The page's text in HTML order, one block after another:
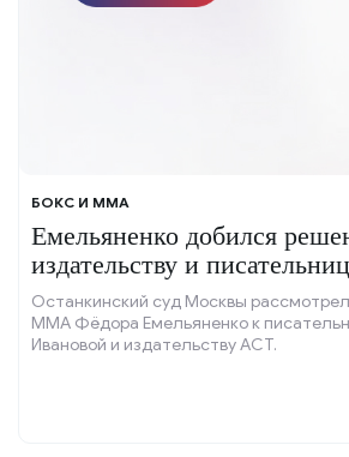
БОКС И ММА
Емельяненко добился
издательству и
Останкинский суд Москвы
ММА Фёдора Емельяненко к
Ивановой и издательству АСТ.